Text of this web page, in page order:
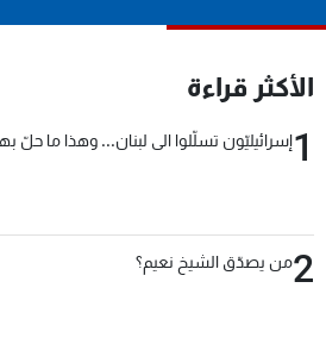
الأكثر قراءة
1إسرائيليّون تسلّلوا الى لبنان... وهذا ما حلّ
2من يصدّق الشيخ نعيم؟
شاهد البرامج
عن MTV
الإنـتـاج
وظائف
شروط
سياسة